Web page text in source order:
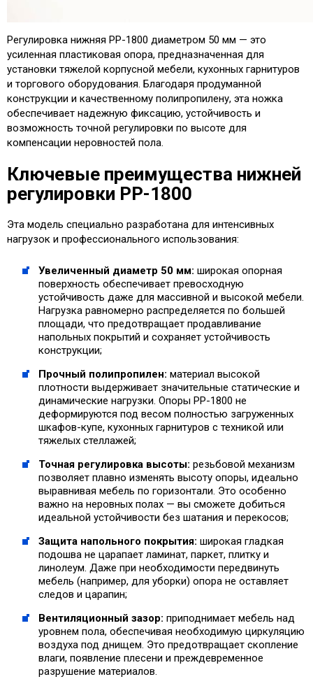
Регулировка нижняя PP-1800 диаметром 50 мм — это
усиленная пластиковая опора, предназначенная для
установки тяжелой корпусной мебели, кухонных гарнитуров
и торгового оборудования. Благодаря продуманной
конструкции и качественному полипропилену, эта ножка
обеспечивает надежную фиксацию, устойчивость и
возможность точной регулировки по высоте для
компенсации неровностей пола.
Ключевые преимущества нижней
регулировки PP-1800
Эта модель специально разработана для интенсивных
нагрузок и профессионального использования:
Увеличенный диаметр 50 мм: широкая опорная
поверхность обеспечивает превосходную
устойчивость даже для массивной и высокой мебели.
Нагрузка равномерно распределяется по большей
площади, что предотвращает продавливание
напольных покрытий и сохраняет устойчивость
конструкции;
Прочный полипропилен: материал высокой
плотности выдерживает значительные статические и
динамические нагрузки. Опоры PP-1800 не
деформируются под весом полностью загруженных
шкафов-купе, кухонных гарнитуров с техникой или
тяжелых стеллажей;
Точная регулировка высоты: резьбовой механизм
позволяет плавно изменять высоту опоры, идеально
выравнивая мебель по горизонтали. Это особенно
важно на неровных полах — вы сможете добиться
идеальной устойчивости без шатания и перекосов;
Защита напольного покрытия: широкая гладкая
подошва не царапает ламинат, паркет, плитку и
линолеум. Даже при необходимости передвинуть
мебель (например, для уборки) опора не оставляет
следов и царапин;
Вентиляционный зазор: приподнимает мебель над
уровнем пола, обеспечивая необходимую циркуляцию
воздуха под днищем. Это предотвращает скопление
влаги, появление плесени и преждевременное
разрушение материалов.